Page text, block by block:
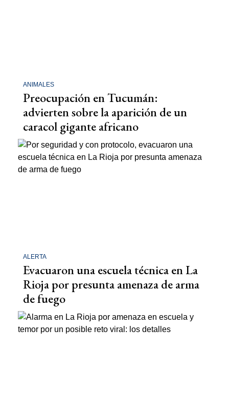
ANIMALES
Preocupación en Tucumán:
advierten sobre la aparición de un
caracol gigante africano
ALERTA
Evacuaron una escuela técnica en La
Rioja por presunta amenaza de arma
de fuego